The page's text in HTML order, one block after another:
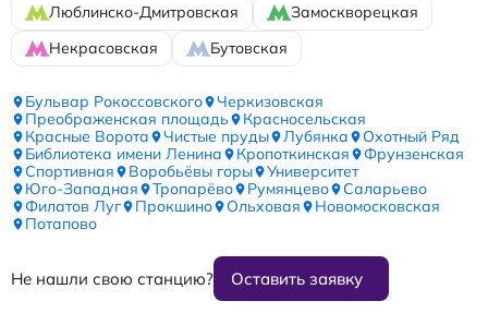
Люблинско-Дмитровская
Замоскворецкая
Некрасовская
Бутовская
Бульвар Рокоссовского
Черкизовская
Преображенская площадь
Красносельская
Красные Ворота
Чистые пруды Лубянка
Охотный Ряд
Библиотека имени Ленина
Кропоткинская
Фрунзенская
Спортивная
Воробьёвы горы
Университет
Юго-Западная
Тропарёво Румянцево
Саларьево
Филатов Луг
Прокшино Ольховая
Новомосковская
Потапово
Не нашли свою станцию? Оставить заявку